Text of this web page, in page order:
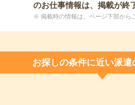
のお仕事情報は、掲載が終
※ 掲載時の情報は、ページ下部から
お探しの条件に近い派遣